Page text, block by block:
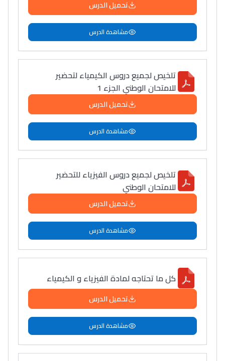
التعليم الثانوي التأهيلي
Collège au Maroc
التعليم الثانوي الإعدادي
Post-Bac
+ de 78 Sujets
Interviews/Vidéos
دليل المهن
ما يزيد عن 149 مهنة
دليل التوجيه
التوجيه بالثانوي و الإعدادي
تحميل الدرس
مشاهدة الدرس
تلخيص لجميع دروس الكيمياء لتحضير
للامتحان الوطني الجزء 1
تحميل الدرس
مشاهدة الدرس
تلخيص لجميع دروس الفيزياء للتحضير
للامتحان الوطني
تحميل الدرس
مشاهدة الدرس
كل ما تحتاجه لمادة الفيزياء و الكيمياء
تحميل الدرس
مشاهدة الدرس